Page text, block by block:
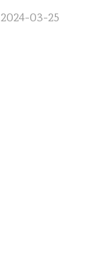
2024-03-25